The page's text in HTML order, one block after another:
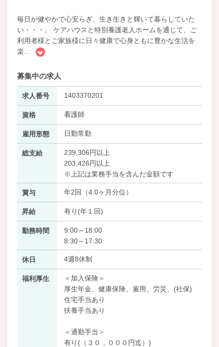
毎日が健やかで心安らぎ、生き生きと輝いて暮らしていた
い・・・。 ケアハウスと特別養護老人ホームを通じて、ご
利用者様とご家族様に日々健康で心身ともに豊かな生活を
楽
募集中の求人
求人番号 1403370201
資格 看護師
雇用形態 日勤常勤
総支給
239,306円以上
203,426円以上
※上記は業務手当を含んだ金額です
賞与 年2回（4.0ヶ月分位）
昇給 有り(年１回)
勤務時間
9:00～18:00
8:30～17:30
休日 4週8休制
福利厚生
＜加入保険＞
厚生年金、健康保険、雇用、労災、(社保)
住宅手当あり
扶養手当あり
＜通勤手当＞
有り(（３０，０００円迄）)